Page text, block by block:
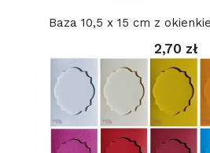
Baza 10,5 x 15 cm z
2,70 zł